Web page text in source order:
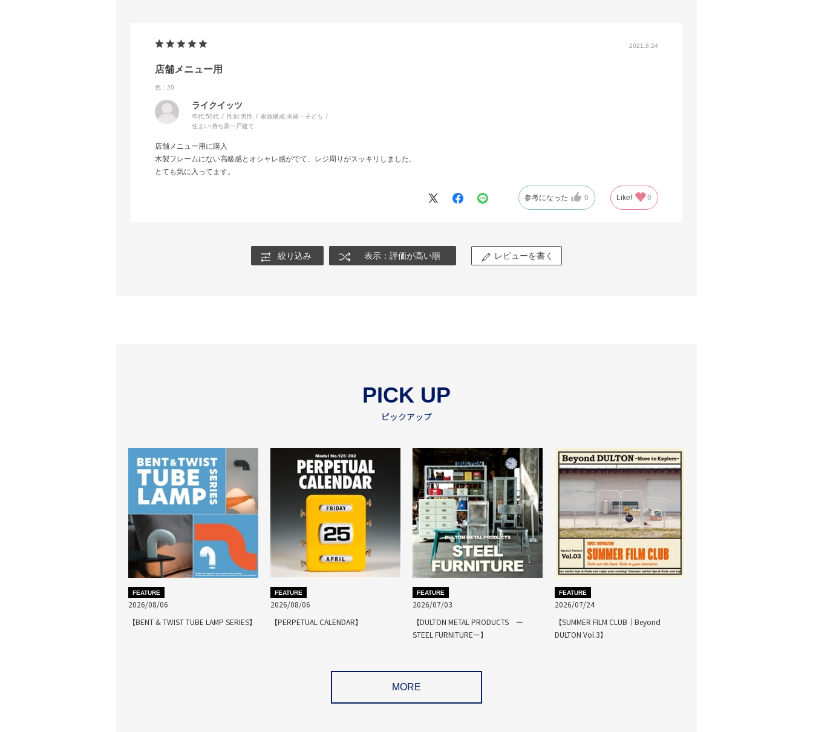
2021.8.24
店舗メニュー用
色：20
ライクイッツ
年代:50代 性別:男性 家族構成:夫婦・子ども
住まい:持ち家一戸建て
店舗メニュー用に購入
木製フレームにない高級感とオシャレ感がでて、レジ周りがスッキリしました。
とても気に入ってます。
参考になった 0 Like! 0
絞り込み 表示：評価が高い順 レビューを書く
PICK UP
ピックアップ
FEATURE
2026/08/06
【BENT & TWIST TUBE LAMP SERIES】
FEATURE
2026/08/06
【PERPETUAL CALENDAR】
FEATURE
2026/07/03
【DULTON METAL PRODUCTS ー
STEEL FURNITUREー】
FEATURE
2026/07/24
【SUMMER FILM CLUB｜Beyond
DULTON Vol.3】
MORE